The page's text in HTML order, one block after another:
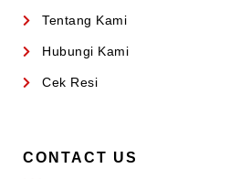
Tentang Kami
Hubungi Kami
Cek Resi
CONTACT US